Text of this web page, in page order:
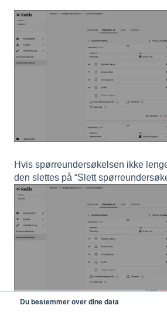
Du bestemmer over dine data
Hvis spørreundersøkelsen ikke
den slettes på “Slett